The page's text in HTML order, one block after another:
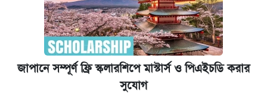
জাপানে সম্পূর্ণ ফ্রি স্কলারশিপে মাস্টার্স ও পিএইচডি করার
সুযোগ